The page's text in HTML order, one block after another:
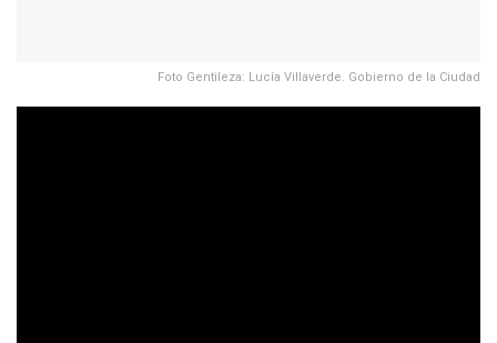
Foto Gentileza: Lucía Villaverde. Gobierno de la Ciudad